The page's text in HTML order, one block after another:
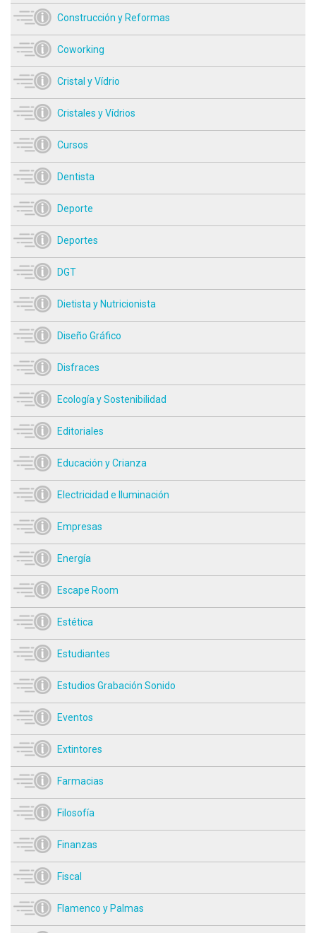
Construcción y Reformas
Coworking
Cristal y Vídrio
Cristales y Vídrios
Cursos
Dentista
Deporte
Deportes
DGT
Dietista y Nutricionista
Diseño Gráfico
Disfraces
Ecología y Sostenibilidad
Editoriales
Educación y Crianza
Electricidad e Iluminación
Empresas
Energía
Escape Room
Estética
Estudiantes
Estudios Grabación Sonido
Eventos
Extintores
Farmacias
Filosofía
Finanzas
Fiscal
Flamenco y Palmas